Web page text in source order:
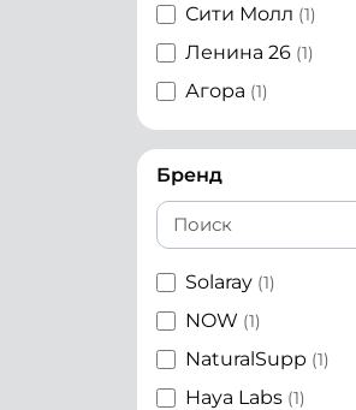
Сити Молл (1)
Ленина 26 (1)
Агора (1)
Бренд
Solaray (1)
NOW (1)
NaturalSupp (1)
Haya Labs (1)